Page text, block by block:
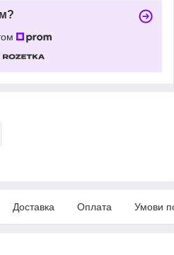
Доставка Оплата Умови